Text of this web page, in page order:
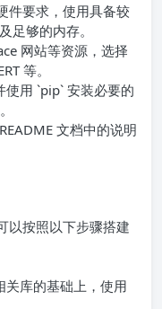
件要求，使用具备较
足够的内存。
网站等资源，选择
等。
使用 `pip` 安装必要的
文档中的说明
以按照以下步骤搭建
关库的基础上，使用